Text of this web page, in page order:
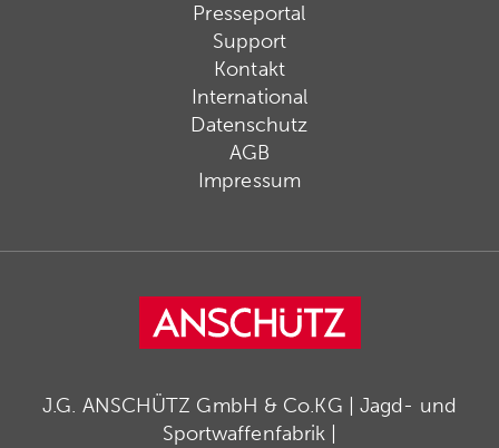
Presseportal
Support
Kontakt
International
Datenschutz
AGB
Impressum
J.G. ANSCHÜTZ GmbH & Co.KG | Jagd- und
Sportwaffenfabrik |